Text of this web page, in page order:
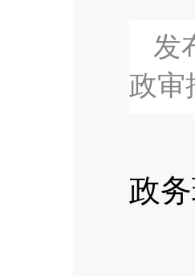
发
政审
政